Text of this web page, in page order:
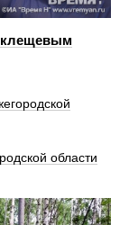
клещевым
области